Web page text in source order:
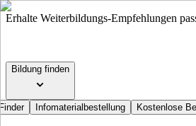
Erhalte Weiterbildungs-Empfehlungen
Bildung finden
Infomaterialbestellung Kostenlose